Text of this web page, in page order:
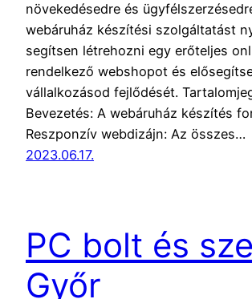
növekedésedre és
webáruház készítési szolgáltatást
segítsen létrehozni egy erőteljes
rendelkező webshopot és
vállalkozásod fejlődését.
Bevezetés: A webáruház készítés
Reszponzív webdizájn: Az összes…
2023.06.17.
PC bolt és
Győr